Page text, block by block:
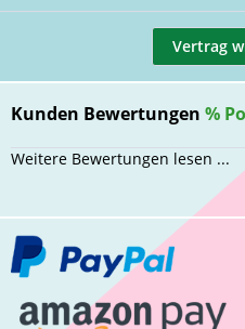
Vertrag
Kunden Bewertungen %
Weitere Bewertungen lesen ...